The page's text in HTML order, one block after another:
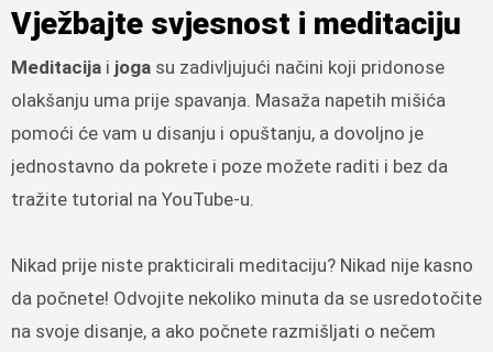
Vježbajte svjesnost i meditaciju
Meditacija i joga su zadivljujući načini koji pridonose
olakšanju uma prije spavanja. Masaža napetih mišića
pomoći će vam u disanju i opuštanju, a dovoljno je
jednostavno da pokrete i poze možete raditi i bez da
tražite tutorial na YouTube-u.
Nikad prije niste prakticirali meditaciju? Nikad nije kasno
da počnete! Odvojite nekoliko minuta da se usredotočite
na svoje disanje, a ako počnete razmišljati o nečem